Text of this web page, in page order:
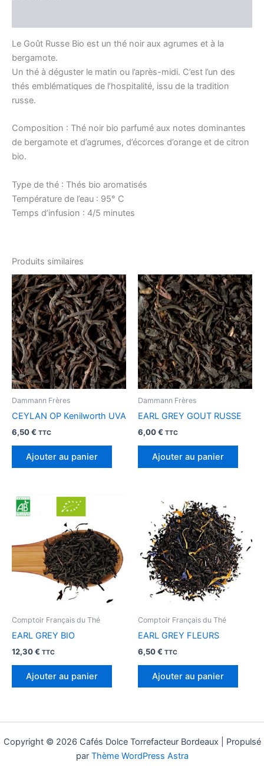
Le Goût Russe Bio est un thé noir aux agrumes et à la
bergamote.
Un thé à déguster le matin ou l’après-midi. C’est l’un des
thés emblématiques de l’hospitalité, issu de la tradition
russe.
Composition : Thé noir bio parfumé aux notes dominantes
de bergamote et d’agrumes, d’écorces d’orange et de citron
bio.
Type de thé : Thés bio aromatisés
Température de l’eau : 95° C
Temps d’infusion : 4/5 minutes
Produits similaires
Dammann Frères
CEYLAN OP Kenilworth UVA
6,50€ TTC
Ajouter au panier
Dammann Frères
EARL GREY GOUT RUSSE
6,00€ TTC
Ajouter au panier
Comptoir Français du Thé
EARL GREY BIO
12,30€ TTC
Ajouter au panier
Comptoir Français du Thé
EARL GREY FLEURS
6,50€ TTC
Ajouter au panier
Copyright © 2026 Cafés Dolce Torrefacteur Bordeaux | Propulsé
par Thème WordPress Astra